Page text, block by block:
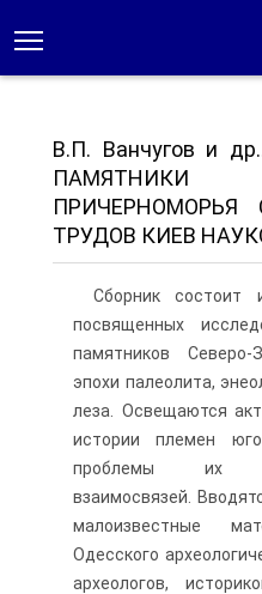
В.П. Ванчугов и
ПАМЯТНИКИ
ТРУДОВ КИЕВ
Сборник состоит
посвященных
памятников Северо-
эпохи палеолита,
леза. Освещаются
истории племен
проблемы их
взаимосвязей.
ма­лоизвестные
Одесского
археологов,